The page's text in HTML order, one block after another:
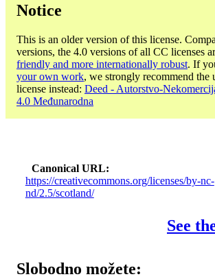
Notice
This is an older version of this license.
versions, the 4.0 versions of all CC licenses
friendly and more internationally robust. If
your own work, we strongly recommend the
license instead: Deed - Autorstvo-
4.0 Međunarodna
Canonical URL
https://creativecommons.org/licenses/by-nc-
nd/2.5/scotland/
See
Slobodno možete: